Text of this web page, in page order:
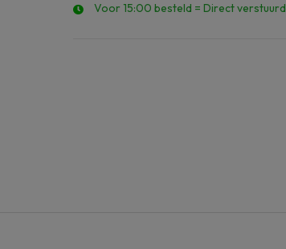
Voor 15:00 besteld = Direct verstuurd